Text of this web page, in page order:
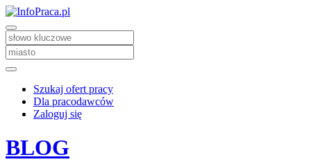
Szukaj ofert pracy
Dla pracodawców
Zaloguj się
BLOG